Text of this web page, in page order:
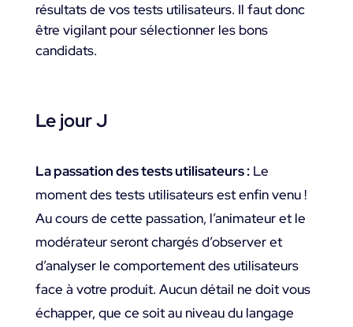
résultats de vos tests utilisateurs. Il faut donc
être vigilant pour sélectionner les bons
candidats.
Le jour J
La passation des tests utilisateurs :Le
moment des tests utilisateurs est enfin venu !
Au cours de cette passation, l’animateur et le
modérateur seront chargés d’observer et
d’analyser le comportement des utilisateurs
face à votre produit. Aucun détail ne doit vous
échapper, que ce soit au niveau du langage